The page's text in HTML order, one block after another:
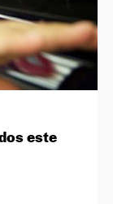
este